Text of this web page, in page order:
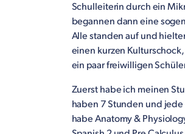
Schulleiterin durch ein
begannen dann eine
Alle standen auf und
einen kurzen
ein paar freiwilligen
Zuerst habe ich meinen
haben 7 Stunden und
habe Anatomy &